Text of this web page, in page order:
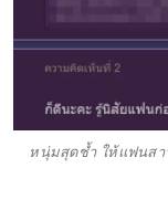
หนุ่มสุดช้ำ ให้แฟนสา